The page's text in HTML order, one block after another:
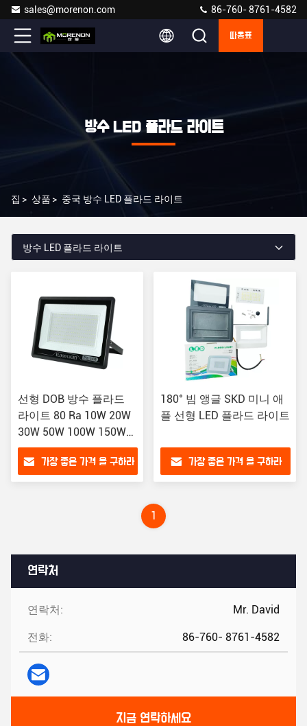
sales@morenon.com 86-760- 8761-4582
따옴표
방수 LED 플라드 라이트
집 > 상품 > 중국 방수 LED 플라드 라이트
연락처
연락처: Mr. David
전화: 86-760- 8761-4582
지금 연락하세요
방수 LED 플라드 라이트
선형 DOB 방수 플라드
라이트 80 Ra 10W 20W
30W 50W 100W 150W
200W IP66 등급
가장 좋은 가격 을 구하라
180° 빔 앵글 SKD 미니 애
플 선형 LED 플라드 라이트
가장 좋은 가격 을 구하라
1